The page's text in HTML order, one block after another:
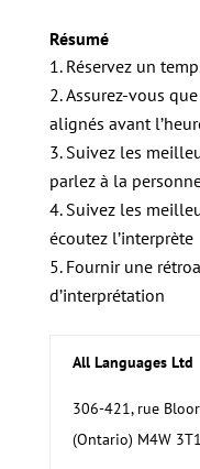
Résumé
Réservez un
Assurez-vous
alignés avant
Suivez les
parlez à la
Suivez les
écoutez l’interprète
Fournir une
d’interprétation
All Languages Ltd
306-421, rue
(Ontario) M4W 3T1